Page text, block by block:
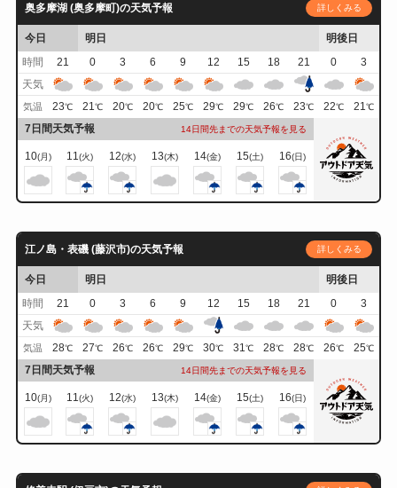
奥多摩湖 (奥多摩町)の天気予報 詳しくみる
今日 明日
明後日
時間
21 0 3 6 9 12 15 18 21 0
3
天気
気温 23℃ 21℃ 20℃ 20℃ 25℃ 29℃ 29℃ 26℃ 23℃ 22℃ 21℃
7日間天気予報 14日間先までの天気予報を見る
10(月) 11(火) 12(水) 13(木) 14(金) 15(土) 16(日)
江ノ島・表磯 (藤沢市)の天気予報 詳しくみる
今日 明日
明後日
時間
21 0 3 6 9 12 15 18 21 0
3
天気
気温 28℃ 27℃ 26℃ 26℃ 29℃ 30℃ 31℃ 28℃ 28℃ 26℃ 25℃
7日間天気予報 14日間先までの天気予報を見る
10(月) 11(火) 12(水) 13(木) 14(金) 15(土) 16(日)